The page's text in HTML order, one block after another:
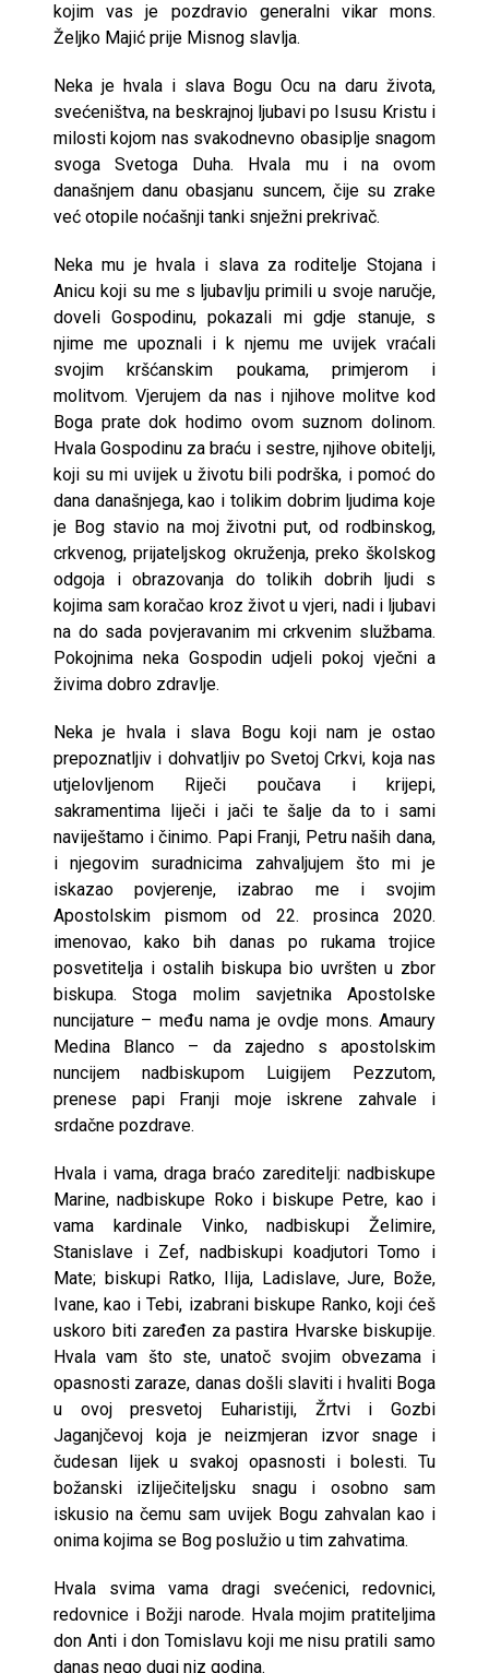
kojim vas je pozdravio generalni vikar mons.
Željko Majić prije Misnog slavlja.
Neka je hvala i slava Bogu Ocu na daru života,
svećeništva, na beskrajnoj ljubavi po Isusu Kristu i
milosti kojom nas svakodnevno obasiplje snagom
svoga Svetoga Duha. Hvala mu i na ovom
današnjem danu obasjanu suncem, čije su zrake
već otopile noćašnji tanki snježni prekrivač.
Neka mu je hvala i slava za roditelje Stojana i
Anicu koji su me s ljubavlju primili u svoje naručje,
doveli Gospodinu, pokazali mi gdje stanuje, s
njime me upoznali i k njemu me uvijek vraćali
svojim kršćanskim poukama, primjerom i
molitvom. Vjerujem da nas i njihove molitve kod
Boga prate dok hodimo ovom suznom dolinom.
Hvala Gospodinu za braću i sestre, njihove obitelji,
koji su mi uvijek u životu bili podrška, i pomoć do
dana današnjega, kao i tolikim dobrim ljudima koje
je Bog stavio na moj životni put, od rodbinskog,
crkvenog, prijateljskog okruženja, preko školskog
odgoja i obrazovanja do tolikih dobrih ljudi s
kojima sam koračao kroz život u vjeri, nadi i ljubavi
na do sada povjeravanim mi crkvenim službama.
Pokojnima neka Gospodin udjeli pokoj vječni a
živima dobro zdravlje.
Neka je hvala i slava Bogu koji nam je ostao
prepoznatljiv i dohvatljiv po Svetoj Crkvi, koja nas
utjelovljenom Riječi poučava i krijepi,
sakramentima liječi i jači te šalje da to i sami
naviještamo i činimo. Papi Franji, Petru naših dana,
i njegovim suradnicima zahvaljujem što mi je
iskazao povjerenje, izabrao me i svojim
Apostolskim pismom od 22. prosinca 2020.
imenovao, kako bih danas po rukama trojice
posvetitelja i ostalih biskupa bio uvršten u zbor
biskupa. Stoga molim savjetnika Apostolske
nuncijature – među nama je ovdje mons. Amaury
Medina Blanco – da zajedno s apostolskim
nuncijem nadbiskupom Luigijem Pezzutom,
prenese papi Franji moje iskrene zahvale i
srdačne pozdrave.
Hvala i vama, draga braćo zareditelji: nadbiskupe
Marine, nadbiskupe Roko i biskupe Petre, kao i
vama kardinale Vinko, nadbiskupi Želimire,
Stanislave i Zef, nadbiskupi koadjutori Tomo i
Mate; biskupi Ratko, Ilija, Ladislave, Jure, Bože,
Ivane, kao i Tebi, izabrani biskupe Ranko, koji ćeš
uskoro biti zaređen za pastira Hvarske biskupije.
Hvala vam što ste, unatoč svojim obvezama i
opasnosti zaraze, danas došli slaviti i hvaliti Boga
u ovoj presvetoj Euharistiji, Žrtvi i Gozbi
Jaganjčevoj koja je neizmjeran izvor snage i
čudesan lijek u svakoj opasnosti i bolesti. Tu
božanski izliječiteljsku snagu i osobno sam
iskusio na čemu sam uvijek Bogu zahvalan kao i
onima kojima se Bog poslužio u tim zahvatima.
Hvala svima vama dragi svećenici, redovnici,
redovnice i Božji narode. Hvala mojim pratiteljima
don Anti i don Tomislavu koji me nisu pratili samo
danas nego dugi niz godina.